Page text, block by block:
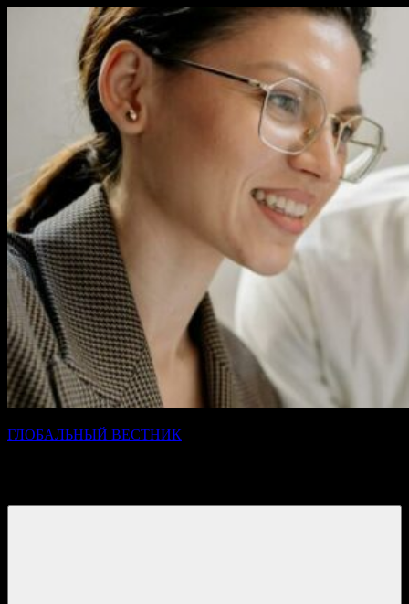
содержимому
ГЛОБАЛЬНЫЙ ВЕСТНИК